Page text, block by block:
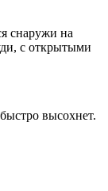
снаружи на
с открытыми
высохнет.